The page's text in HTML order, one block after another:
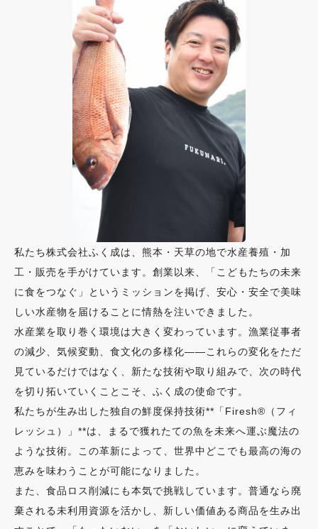
私たち株式会社ふく成は、熊本・天草の地で水産養殖・加
工・販売を手がけています。創業以来、「こどもたちの未来
に食をつなぐ」というミッションを掲げ、安心・安全で美味
しい水産物を届けることに情熱を注いできました。
水産業を取り巻く環境は大きく変わっています。漁業従事者
の減少、気候変動、食文化の多様化——これらの変化をただ
見ているだけではなく、新たな技術や取り組みで、次の時代
を切り拓いていくことこそ、ふく成の使命です。
私たちが生み出した独自の鮮度保持技術**「Firesh®（フィ
レッシュ）」**は、まるで獲れたての魚を未来へ運ぶ魔法の
ような技術。この革新によって、世界中どこでも最高の海の
恵みを味わうことが可能になりました。
また、食品ロス削減にも本気で挑戦しています。普通なら廃
棄される未利用資源を活かし、新しい価値ある商品を生み出